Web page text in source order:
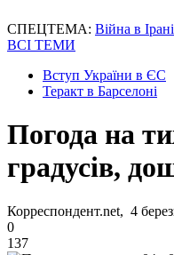
СПЕЦТЕМА: Війна в Ірані
ВСІ ТЕМИ
Вступ України в ЄС
Теракт в Барселоні
Погода на
градусів,
Корреспондент.net, 4
0
137